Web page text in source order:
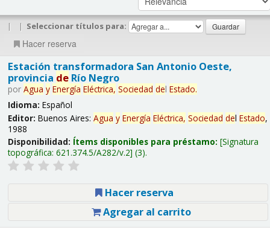
| | Seleccionar títulos para:
Hacer reserva
Estación transformadora San Antonio Oeste,
provincia deRío Negro
por Agua y Energía Eléctrica, Sociedad del Estado.
Idioma: Español
Editor: Buenos Aires: Agua y Energía Eléctrica, Sociedad del Estado,
1988
Disponibilidad: Ítems disponibles para préstamo: Signatura
topográfica: 621.374.5/A282/v.2 (3).
Hacer reserva
Agregar al carrito